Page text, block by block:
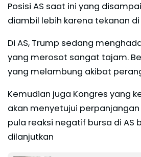
Posisi AS saat ini yang
diambil lebih karena tekanan
Di AS, Trump sedang
yang merosot sangat tajam.
yang melambung akibat
Kemudian juga Kongres yang
akan menyetujui
pula reaksi negatif bursa di AS
dilanjutkan